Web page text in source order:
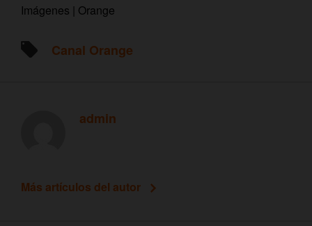
Imágenes | Orange
Canal Orange
admin
Más artículos del autor